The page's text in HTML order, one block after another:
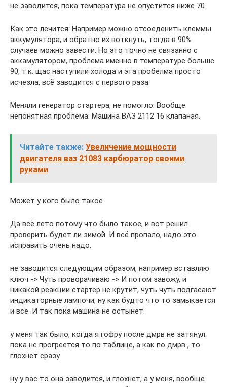
не заводится, пока температура не опустится ниже 70.
Как это лечится: Например можно отсоеденить клеммы
аккумулятора, и обратно их воткнуть, тогда в 90%
случаев можно завести. Но это точно не связанно с
аккамулятором, проблема именно в температуре больше
90, т.к. щас наступили холода и эта пробелма просто
исчезла, всё заводится с первого раза.
Меняли генератор стартера, не помогло. Вообще
непонятная проблема. Машина ВАЗ 2112 16 клапаная.
Читайте также: Увеличение мощности
двигателя ваз 21083 карбюратор своими
руками
Может у кого было такое.
Да всё лето потому что было такое, и вот решил
проверить будет ли зимой. И всё пропало, надо это
исправить очень надо.
не заводится следующим образом, например вставляю
ключ -> Чуть проворачиваю -> И потом завожу, и
никакой реакции стартер не крутит, чуть чуть подгасают
индикаторные лампочи, ну как будто что то замыкается
и всё. И так пока машина не остынет.
у меня так было, когда я гофру после дмрв не затянул.
пока не прогреется то по таблице, а как по дмрв , то
глохнет сразу.
ну у вас то она заводится, и глохнет, а у меня, вообще